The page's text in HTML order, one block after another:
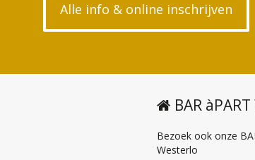
Alle info & online inschrijven
BAR
Bezoek ook onze
Westerlo